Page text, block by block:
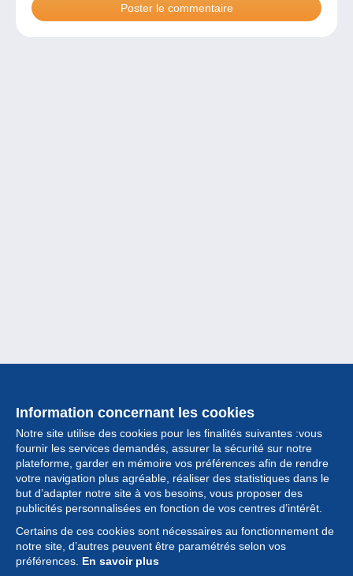
Information concernant les cookies
Notre site utilise des cookies pour les finalités suivantes :vous
fournir les services demandés, assurer la sécurité sur notre
plateforme, garder en mémoire vos préférences afin de rendre
votre navigation plus agréable, réaliser des statistiques dans le
but d’adapter notre site à vos besoins, vous proposer des
publicités personnalisées en fonction de vos centres d’intérêt.
Certains de ces cookies sont nécessaires au fonctionnement de
notre site, d’autres peuvent être paramétrés selon vos
préférences. En savoir plus
Collection
Actualités
Fonctionnalités